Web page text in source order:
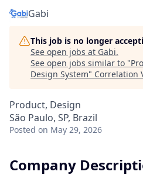
Gabi
This job is no longer
See open jobs at Gabi.
See open jobs similar to "
Design System" Correlation
Product, Design
São Paulo, SP, Brazil
Posted on May 29, 2026
Company